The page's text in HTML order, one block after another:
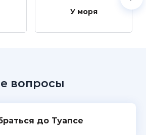
У моря
вопросы
до Туапсе